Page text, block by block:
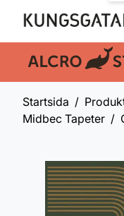
En del av:
Startsida
Midbec Tapeter